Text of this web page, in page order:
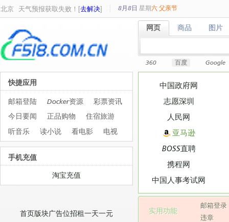
北京 天气预报获取失败！[去解决] 8月8日 星期六 父亲节
网页
网页 商品
商品 图片
图片
360 百度 Google
中国政府网
志愿深圳
人民网
亚马逊
BOSS直聘
携程网
中国人事考试网
实用功能
邮箱登录
违章
快捷应用
邮箱登陆 Docker资源
彩票资讯
今日要闻
正品购物
住宿旅游
听音乐
读小说 看电影 电视
手机充值
淘宝充值
首页版块广告位招租一天一元